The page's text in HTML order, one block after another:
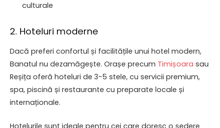
culturale
2. Hoteluri moderne
Dacă preferi confortul și facilitățile unui hotel modern,
Banatul nu dezamăgește. Orașe precum Timișoara sau
Reșița oferă hoteluri de 3-5 stele, cu servicii premium,
spa, piscină și restaurante cu preparate locale și
internaționale.